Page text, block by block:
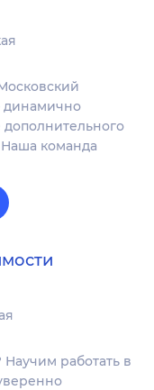
динамично
команда
работать в